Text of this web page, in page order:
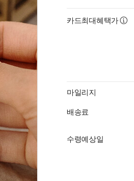
카드최대혜택가
마일리지
배송료
수령예상일